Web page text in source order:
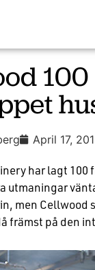
April 17,
har lagt 100
utmaningar
men Cellwood
främst på den